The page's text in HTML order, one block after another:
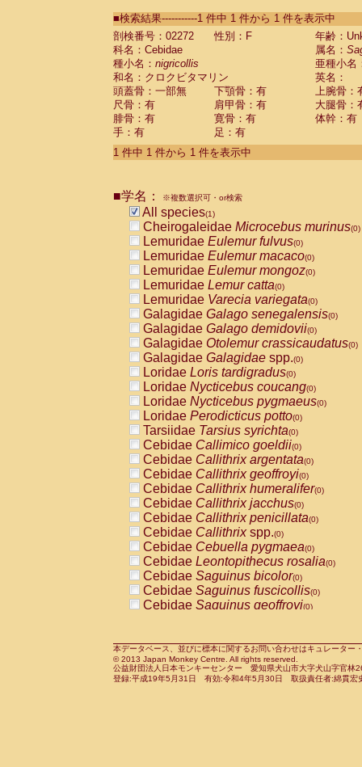
CebidaeSaguinus labiatus(0)
Cebidae Saguinus leucopus (0)
Cebidae
CebidaeSaguinus mystax
CebidaeSaguinus nigricollis (1)
Cebidae Saguinus oedipus
Cebidae Saguinus weddelli
Cebidae Saguinusspp.
Cebidae Aotus trivirgatus
Cebidae Cebus albifrons
CebidaeCebus nigrivittatus
CebidaeCebus
CebidaeSaimiri boliviensis(0)
CebidaeSaimiri sciureus(0)
AtelidaeAlouatta caraya(0)
AtelidaeAlouatta fusca(0)
AtelidaeAlouatta seniculus
AtelidaeAlouattaspp.(0)
AtelidaeAteles belzebuth(0)
AtelidaeAteles geoffroyi(0)
AtelidaeAteles paniscus(0)
AtelidaeAtelesspp.(0)
Atelidae Lagothrix lagothricha
AtelidaeLagothrix lagothricha cana
PitheciidaeCacajao calvus
PitheciidaeCallicebus cupreus
PitheciidaeCallicebus donacophilus
PitheciidaeCallicebus moloch
PitheciidaeCallicebus torquatus
PitheciidaeCallicebusspp.(0)
PitheciidaeChiropotes satanas(0)
PitheciidaePithecia monachus
PitheciidaePithecia pithecia(0)
CercopithecidaeCercocebus agilis
CercopithecidaeCercocebus
CercopithecidaeCercocebus
CercopithecidaeCercocebus
CercopithecidaeCercocebus
CercopithecidaeCercocebushybrid
CercopithecidaePapio anubis(0)
CercopithecidaePapio cynocephalus
CercopithecidaePapio hamadryas(0)
■検索結果-----------1 件中 1 件から 1 件を表示中
剖検番号：02272
性別：F
年齢：
科名：Cebidae
属名：
種小名： nigricollis
亜種小名
和名：クロクビタマリン
英名：
頭蓋骨：一部無
下顎骨：有
上腕骨：
尺骨：有
肩甲骨：有
大腿骨：
腓骨：有
寛骨：有
体幹：有
手：有
足：有
1 件中 1 件から 1 件を表示中
■学名： ※複数選択可・or検索
All species(1)
Cheirogaleidae Microcebus murinus(0)
Lemuridae Eulemur fulvus(0)
Lemuridae Eulemur macaco(0)
Lemuridae Eulemur mongoz(0)
Lemuridae Lemur catta(0)
Lemuridae Varecia variegata(0)
Galagidae Galago senegalensis(0)
Galagidae Galago demidovii(0)
Galagidae Otolemur crassicaudatus(0)
Galagidae Galagidae spp.(0)
Loridae Loris tardigradus(0)
Loridae Nycticebus coucang(0)
Loridae Nycticebus pygmaeus(0)
Loridae Perodicticus potto(0)
Tarsiidae Tarsius syrichta(0)
Cebidae Callimico goeldii(0)
Cebidae Callithrix argentata(0)
Cebidae Callithrix geoffroyi(0)
Cebidae Callithrix humeralifer(0)
Cebidae Callithrix jacchus(0)
Cebidae Callithrix penicillata(0)
Cebidae Callithrixspp.(0)
Cebidae Cebuella pygmaea(0)
Cebidae Leontopithecus rosalia(0)
Cebidae Saguinus bicolor(0)
Cebidae Saguinus fuscicollis(0)
Cebidae Saguinus geoffroyi(0)
CebidaeSaguinus leucopus(0)
CebidaeSaguinus midas(0)
Cebidae Saguinus mystax(0)
本データベース、並びに標本に関するお問い合わせはキュレータ
© 2013 Japan Monkey Centre. All rights reserved.
公益財団法人日本モンキーセンター 愛知県犬山市大字犬山字官
登録:平成19年5月31日 有効:令和4年5月30日 取扱責任者:綿貫宏